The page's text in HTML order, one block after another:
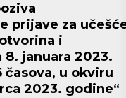
prijave za
i
januara 2023.
časova, u okviru
2023. godine“